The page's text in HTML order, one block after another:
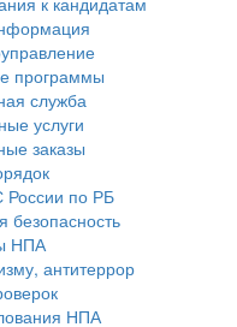
программы
служба
услуги
заказы
по РБ
безопасность
НПА
антитеррор
НПА